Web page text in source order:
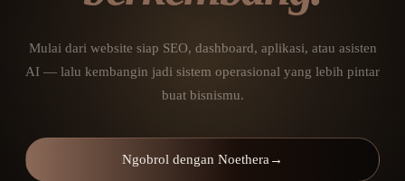
Mulai dari website siap SEO, dashboard, aplikasi, atau asisten
AI — lalu kembangin jadi sistem operasional yang lebih pintar
buat bisnismu.
Ngobrol dengan Noethera →